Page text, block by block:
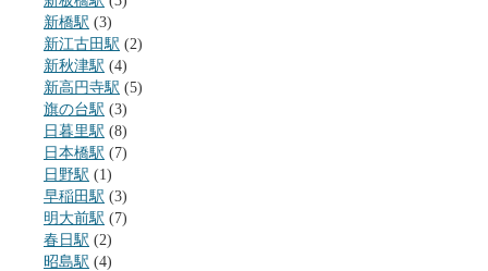
新橋駅 (3)
新江古田駅 (2)
新秋津駅 (4)
新高円寺駅 (5)
旗の台駅 (3)
日暮里駅 (8)
日本橋駅 (7)
日野駅 (1)
早稲田駅 (3)
明大前駅 (7)
春日駅 (2)
昭島駅 (4)